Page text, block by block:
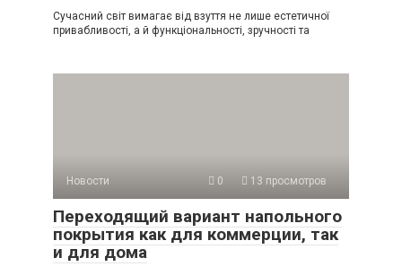
Сучасний світ вимагає від взуття не лише естетичної
привабливості, а й функціональності, зручності та
Новости 0 13 просмотров
Переходящий вариант напольного
покрытия как для коммерции, так
и для дома